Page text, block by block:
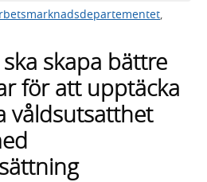
skapa bättre
för att upptäcka
våldsutsatthet